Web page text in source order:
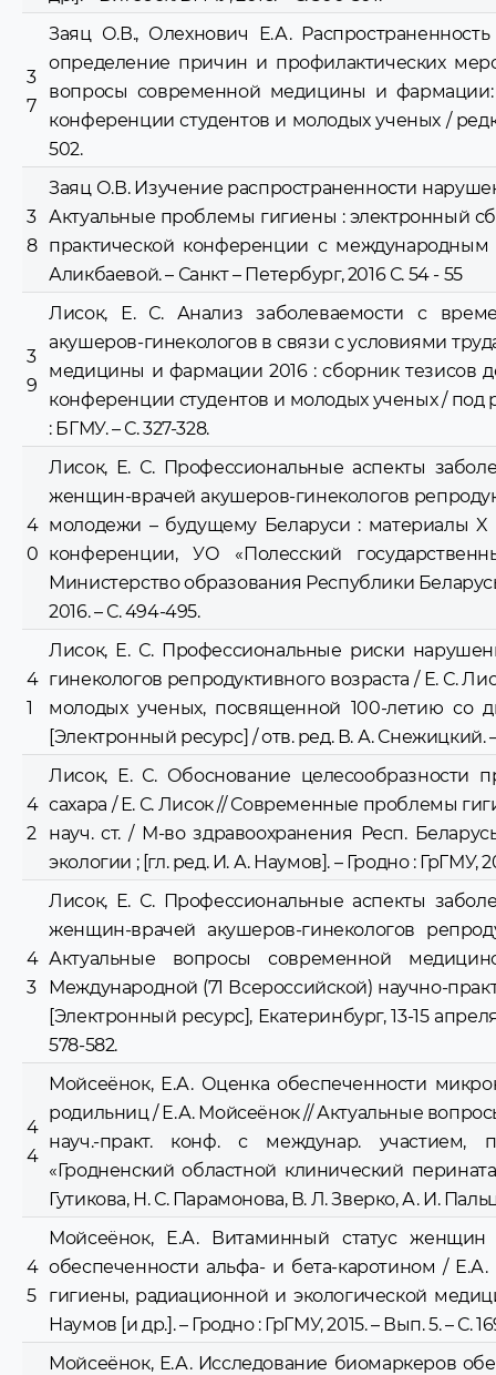
3
7
Заяц О.В., Олехнович Е.А.
определение причин и профилактических
вопросы современной медицины и фармации:
конференции студентов и молодых ученых /
502.
3
8
Заяц О.В. Изучение распространенности
Актуальные проблемы гигиены : электронный
практической конференции с
Аликбаевой. – Санкт – Петербург, 2016 С. 54 - 55
3
9
Лисок, Е. С. Анализ заболеваемости с
акушеров-гинекологов в связи с условиями
медицины и фармации 2016 : сборник тезисов
конференции студентов и молодых ученых /
: БГМУ. – С. 327-328.
4
0
Лисок, Е. С. Профессиональные аспекты
женщин-врачей акушеров-гинекологов
молодежи – будущему Беларуси : материалы
конференции, УО «Полесский
Министерство образования Республики
2016. – С. 494-495.
4
1
Лисок, Е. С. Профессиональные риски
гинекологов репродуктивного возраста / Е. С.
молодых ученых, посвященной 100-летию со
[Электронный ресурс] / отв. ред. В. А. Снежицкий. –
4
2
Лисок, Е. С. Обоснование целесообразности
сахара / Е. С. Лисок // Современные проблемы
науч. ст. / М-во здравоохранения Респ.
экологии ; [гл. ред. И. А. Наумов]. – Гродно : ГрГМУ,
4
3
Лисок, Е. С. Профессиональные аспекты
женщин-врачей акушеров-гинекологов
Актуальные вопросы современной
Международной (71 Всероссийской) научно-
[Электронный ресурс], Екатеринбург, 13-15
578-582.
4
4
Мойсеёнок, Е.А. Оценка обеспеченности
родильниц / Е.А. Мойсеёнок // Актуальные
науч.-практ. конф. с междунар. участием,
«Гродненский областной клинический
Гутикова, Н. С. Парамонова, В. Л. Зверко, А. И.
4
5
Мойсеёнок, Е.А. Витаминный статус женщин
обеспеченности альфа- и бета-каротином /
гигиены, радиационной и экологической
Наумов [и др.]. – Гродно : ГрГМУ, 2015. – Вып. 5. – С.
Мойсеёнок, Е.А. Исследование биомаркеров